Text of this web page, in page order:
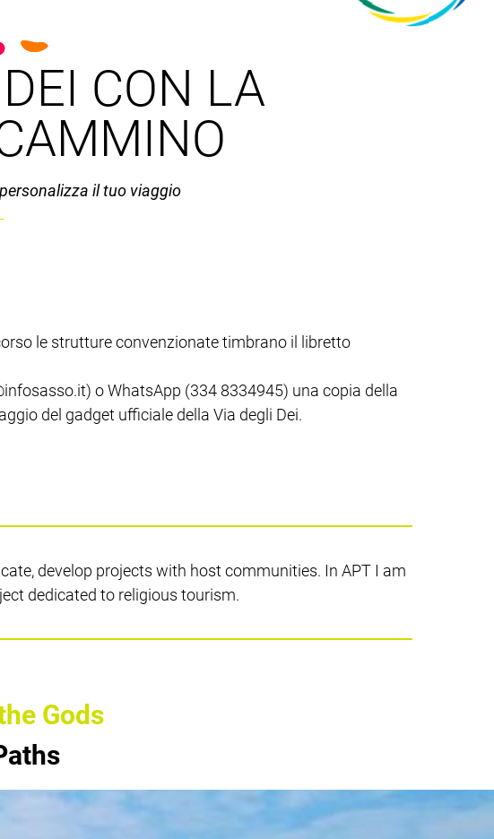
CON LA
il tuo viaggio
le strutture convenzionate timbrano il libretto
o WhatsApp (334 8334945) una copia della
del gadget ufficiale della Via degli Dei.
develop projects with host communities. In APT I am
dedicated to religious tourism.
Gods